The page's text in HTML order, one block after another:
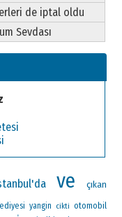
de iptal oldu
Sevdası
ve çıkan
yangin cikti otomobil